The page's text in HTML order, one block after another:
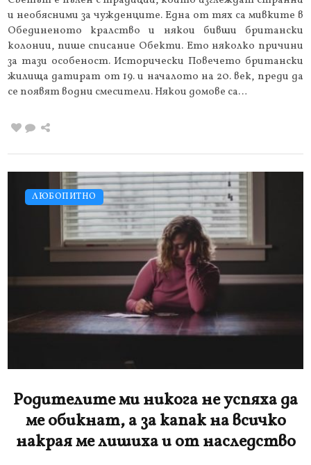
и необясними за чужденците. Една от тях са мивките в
Обединеното кралство и някои бивши британски
колонии, пише списание Обекти. Eто няколко причини
за тази особеност. Исторически Повечето британски
жилища датират от 19. и началото на 20. век, преди да
се появят водни смесители. Някои домове са…
ЛЮБОПИТНО
Родителите ми никога не успяха да
ме обикнат, а за капак на всичко
накрая ме лишиха и от наследство